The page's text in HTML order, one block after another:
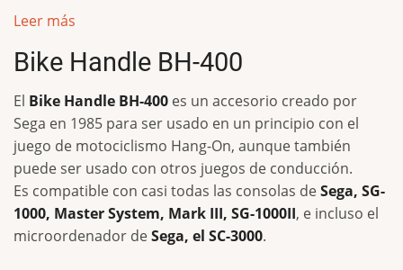
Leer más
Bike Handle BH-400
El Bike Handle BH-400 es un accesorio creado por
Sega en 1985 para ser usado en un principio con el
juego de motociclismo Hang-On, aunque también
puede ser usado con otros juegos de conducción.
Es compatible con casi todas las consolas deSega, SG-
1000, Master System, Mark III, SG-1000II, e incluso el
microordenador deSega, el SC-3000.